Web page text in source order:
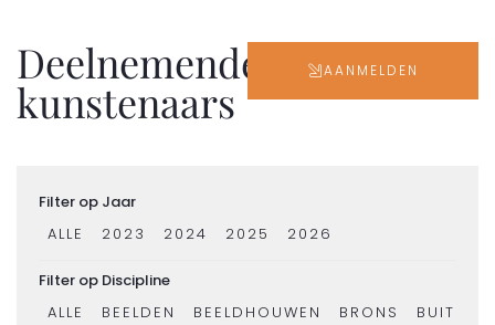
Deelnemende
kunstenaars
AANMELDEN
Filter op Jaar
2023
2024 2025 2026
ALLE
Filter op Discipline
BEELDEN
BEELDHOUWEN BRONS
ALLE